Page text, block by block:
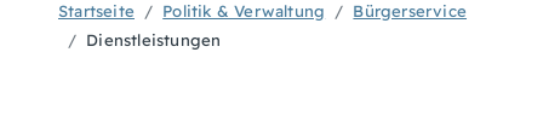
Startseite Politik & Verwaltung
Bürgerservice
Dienstleistungen